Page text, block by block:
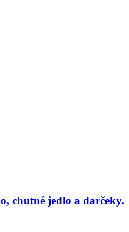
chutné jedlo a darčeky.